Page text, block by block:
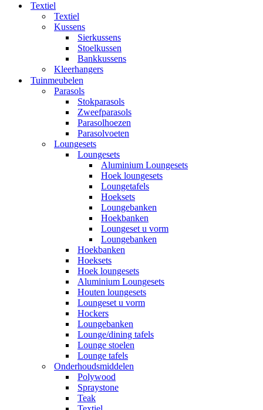
Textiel
Textiel
Kussens
Sierkussens
Stoelkussen
Bankkussens
Kleerhangers
Tuinmeubelen
Parasols
Stokparasols
Zweefparasols
Parasolhoezen
Parasolvoeten
Loungesets
Loungesets
Aluminium Loungesets
Hoek loungesets
Loungetafels
Hoeksets
Loungebanken
Hoekbanken
Loungeset u vorm
Loungebanken
Hoekbanken
Hoeksets
Hoek loungesets
Aluminium Loungesets
Houten loungesets
Loungeset u vorm
Hockers
Loungebanken
Lounge/dining tafels
Lounge stoelen
Lounge tafels
Onderhoudsmiddelen
Polywood
Spraystone
Teak